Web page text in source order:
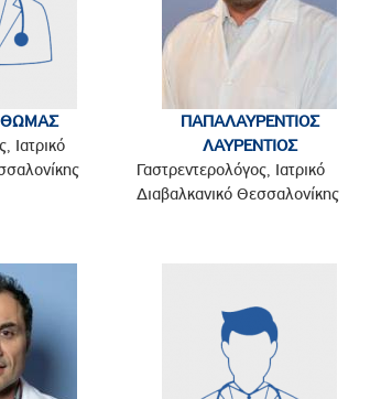
Ιατρικό
ΠΑΠΑΛΑΥΡΕΝΤΙΟΣ
ΛΑΥΡΕΝΤΙΟΣ
Γαστρεντερολόγος, Ιατρικό
Διαβαλκανικό Θεσσαλονίκης